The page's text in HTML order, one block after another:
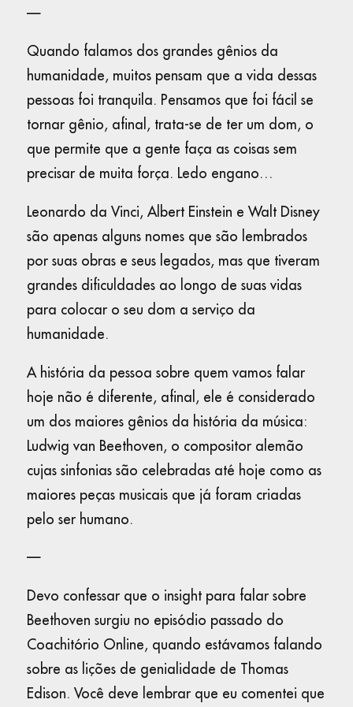
—
Quando falamos dos grandes gênios da
humanidade, muitos pensam que a vida dessas
pessoas foi tranquila. Pensamos que foi fácil se
tornar gênio, afinal, trata-se de ter um dom, o
que permite que a gente faça as coisas sem
precisar de muita força. Ledo engano…
Leonardo da Vinci, Albert Einstein e Walt Disney
são apenas alguns nomes que são lembrados
por suas obras e seus legados, mas que tiveram
grandes dificuldades ao longo de suas vidas
para colocar o seu dom a serviço da
humanidade.
A história da pessoa sobre quem vamos falar
hoje não é diferente, afinal, ele é considerado
um dos maiores gênios da história da música:
Ludwig van Beethoven, o compositor alemão
cujas sinfonias são celebradas até hoje como as
maiores peças musicais que já foram criadas
pelo ser humano.
—
Devo confessar que o insight para falar sobre
Beethoven surgiu no episódio passado do
Coachitório Online, quando estávamos falando
sobre as lições de genialidade de Thomas
Edison. Você deve lembrar que eu comentei que